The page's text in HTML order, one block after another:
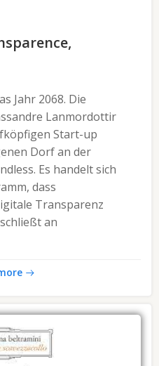
Jahr 2068. Die
Lanmordottir
Start-up
Dorf an der
Es handelt sich
dass
Transparenz
an